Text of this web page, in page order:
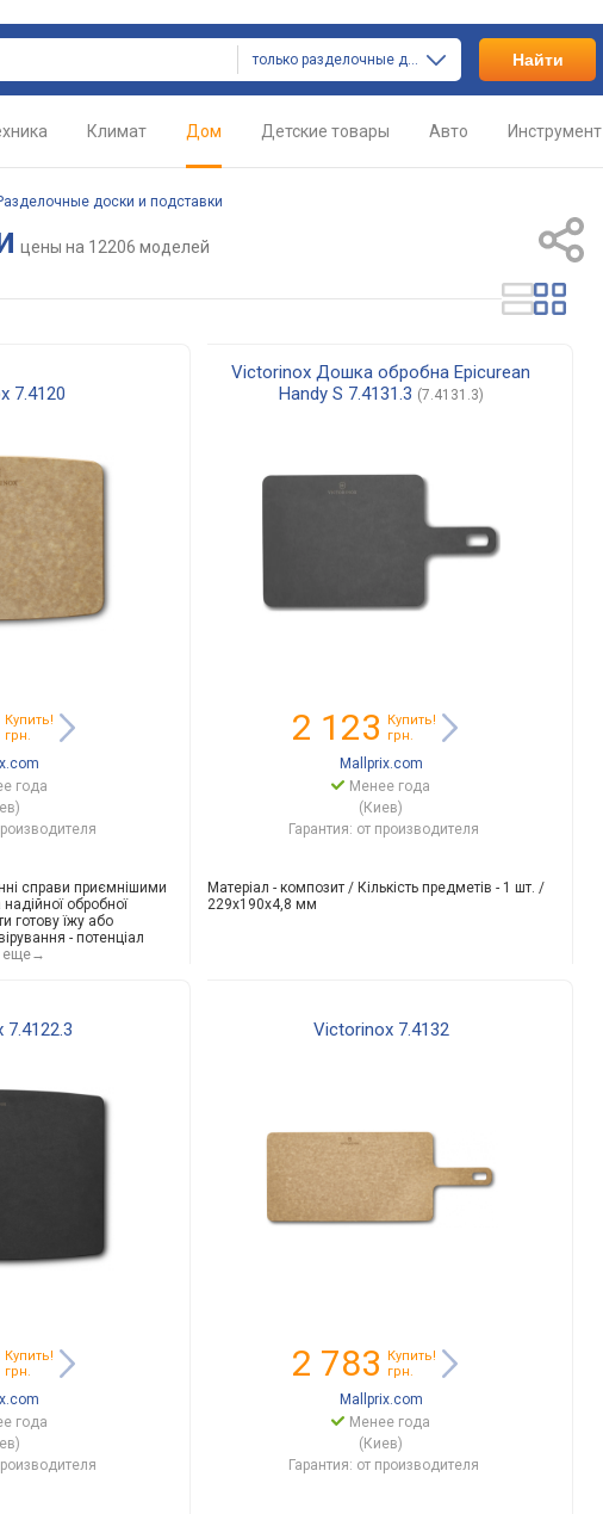
только разделочные доски и подставки Найти
Климат Дом Детские товары Авто Инструмент
доски и подставки
цены на 12206 моделей
7.4120
Купить!
грн.
года
справи приємнішими
обробної
готову їжу або
- потенціал
еще→
Victorinox Дошка обробна Epicurean
Handy S 7.4131.3 (7.4131.3)
2 123
Купить!
грн.
Mallprix.com
Менее года
(Киев)
Гарантия: от производителя
Матеріал - композит / Кількість предметів - 1 шт. /
229x190x4,8 мм
Купить!
грн.
года
Victorinox 7.4132
2 783
Купить!
грн.
Mallprix.com
Менее года
(Киев)
Гарантия: от производителя